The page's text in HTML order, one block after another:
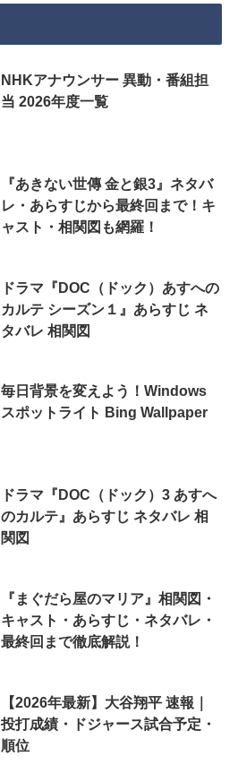
NHKアナウンサー 異動・番組担
当 2026年度一覧
『あきない世傳 金と銀3』ネタバ
レ・あらすじから最終回まで！キ
ャスト・相関図も網羅！
ドラマ『DOC（ドック）あすへの
カルテ シーズン１』あらすじ ネ
タバレ 相関図
毎日背景を変えよう！Windows
スポットライト Bing Wallpaper
ドラマ『DOC（ドック）3 あすへ
のカルテ』あらすじ ネタバレ 相
関図
『まぐだら屋のマリア』相関図・
キャスト・あらすじ・ネタバレ・
最終回まで徹底解説！
【2026年最新】大谷翔平 速報｜
投打成績・ドジャース試合予定・
順位